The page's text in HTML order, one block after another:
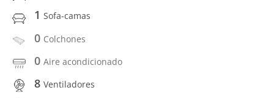
1 Sofa-camas
0 Colchones
0 Aire acondicionado
8 Ventiladores